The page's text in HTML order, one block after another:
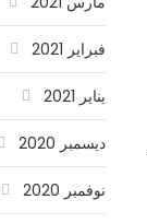
فبراير 2021
يناير 2021
ديسمبر 2020
نوفمبر 2020